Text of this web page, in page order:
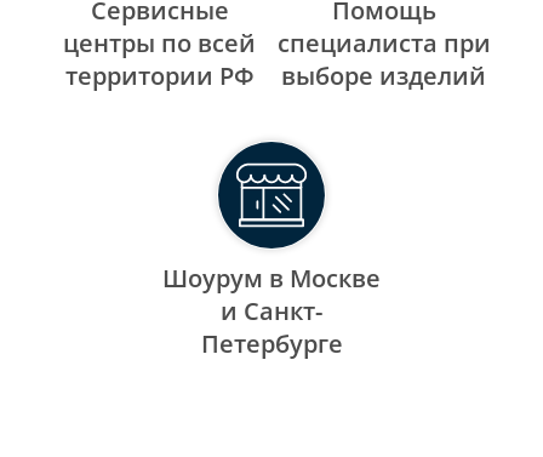
Сервисные
центры по всей
территории РФ
Помощь
специалиста при
выборе изделий
Шоурум в Москве
и Санкт-
Петербурге